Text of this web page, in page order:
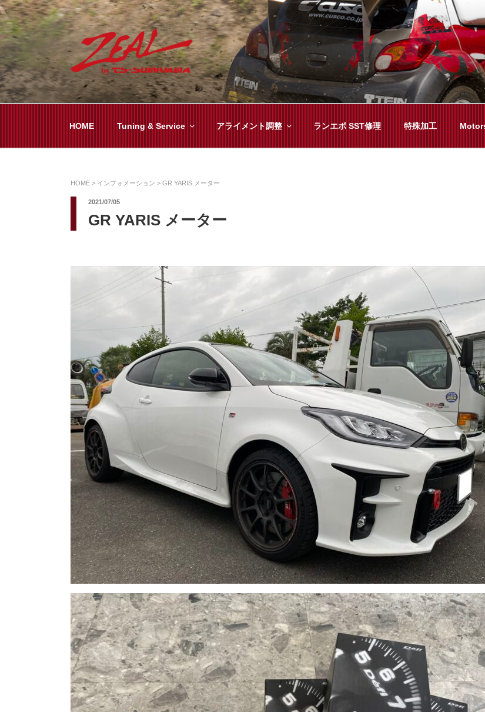
コ
ン
テ
ン
ツ
へ
ス
ZEAL BY TS-SUMIYAMA
オイル交換や車検といった日常メンテから各種チューニングまで、車に関することならジャンル
HOME Tuning & Service アライメント調整 ランエボ SST修理 特殊加工
HOME > インフォメーション > GR YARIS メーター
2021/07/05
GR YARIS メーター